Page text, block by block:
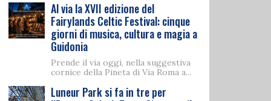
Al via la XVII edizione del
Fairylands Celtic Festival: cinque
giorni di musica, cultura e magia a
Guidonia
Prende il via oggi, nella suggestiva
cornice della Pineta di Via Roma a...
Luneur Park si fa in tre per